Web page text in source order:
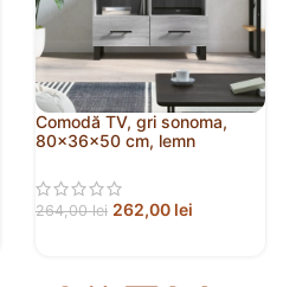
Comodă TV, gri sonoma,
80x36x50 cm, lemn
264,00lei 262,00 lei